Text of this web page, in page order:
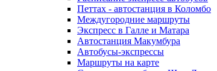
Петтах - автостанция в Коломбо
Междугородние маршруты
Экспресс в Галле и Матара
Автостанция Макумбура
Автобусы-экспрессы
Маршруты на карте